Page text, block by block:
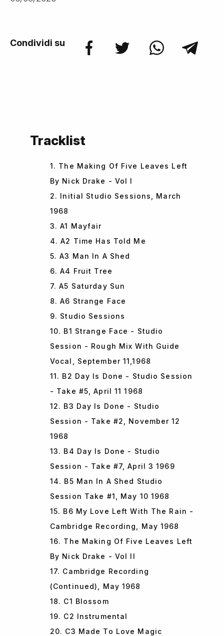
Condividi su
Tracklist
1. The Making Of Five Leaves Left
By Nick Drake - Vol I
2. Initial Studio Sessions, March
1968
3. A1 Mayfair
4. A2 Time Has Told Me
5. A3 Man In A Shed
6. A4 Fruit Tree
7. A5 Saturday Sun
8. A6 Strange Face
9. Studio Sessions
10. B1 Strange Face - Studio
Session - Rough Mix With Guide
Vocal, September 11,1968
11. B2 Day Is Done - Studio Session
- Take #5, April 11 1968
12. B3 Day Is Done - Studio
Session - Take #2, November 12
1968
13. B4 Day Is Done - Studio
Session - Take #7, April 3 1969
14. B5 Man In A Shed Studio
Session Take #1, May 10 1968
15. B6 My Love Left With The Rain -
Cambridge Recording, May 1968
16. The Making Of Five Leaves Left
By Nick Drake - Vol II
17. Cambridge Recording
(Continued), May 1968
18. C1 Blossom
19. C2 Instrumental
20. C3 Made To Love Magic